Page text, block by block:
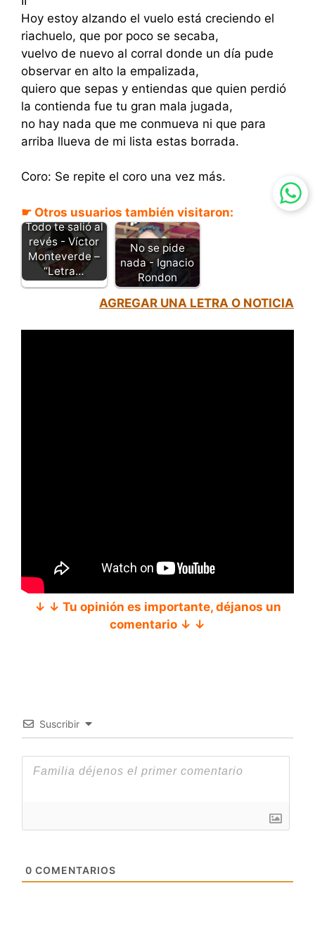
Hoy estoy alzando el vuelo está creciendo el
riachuelo, que por poco se secaba,
vuelvo de nuevo al corral donde un día pude
observar en alto la empalizada,
quiero que sepas y entiendas que quien perdió
la contienda fue tu gran mala jugada,
no hay nada que me conmueva ni que para
arriba llueva de mi lista estas borrada.
Coro: Se repite el coro una vez más.
☛ Otros usuarios también visitaron:
Todo te salió al
revés - Víctor
Monteverde –
“Letra…
No se pide
nada - Ignacio
Rondon
AGREGAR UNA LETRA O NOTICIA
↓ ↓ Tu opinión es importante, déjanos un
comentario ↓ ↓
Suscribir
0 COMENTARIOS